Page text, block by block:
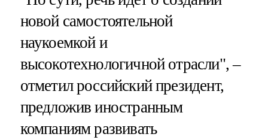
новой самостоятельной
наукоемкой и
высокотехнологичной отрасли", –
отметил российский президент,
предложив иностранным
компаниям развивать